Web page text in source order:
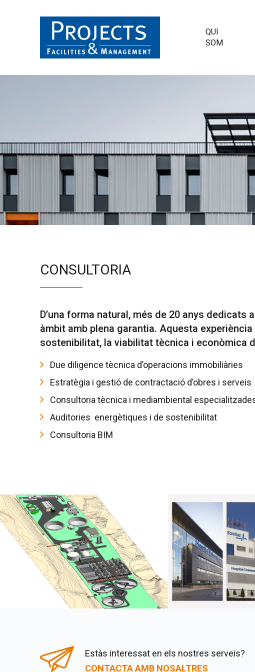
QUI
SOM
CONSULTORIA
D’una forma natural, més de 20 anys dedicats
àmbit amb plena garantia. Aquesta
sostenibilitat, la viabilitat tècnica i econòmica
Due diligence tècnica d’operacions immobiliàries
Estratègia i gestió de contractació d’obres i serveis
Consultoria tècnica i mediambiental
Auditories energètiques i de sostenibilitat
Consultoria BIM
Estàs interessat en els nostres serveis?
CONTACTA AMB NOSALTRES